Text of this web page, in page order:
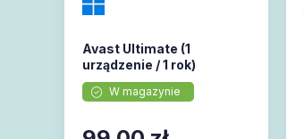
Avast Ultimate (1
urządzenie / 1 rok)
W magazynie